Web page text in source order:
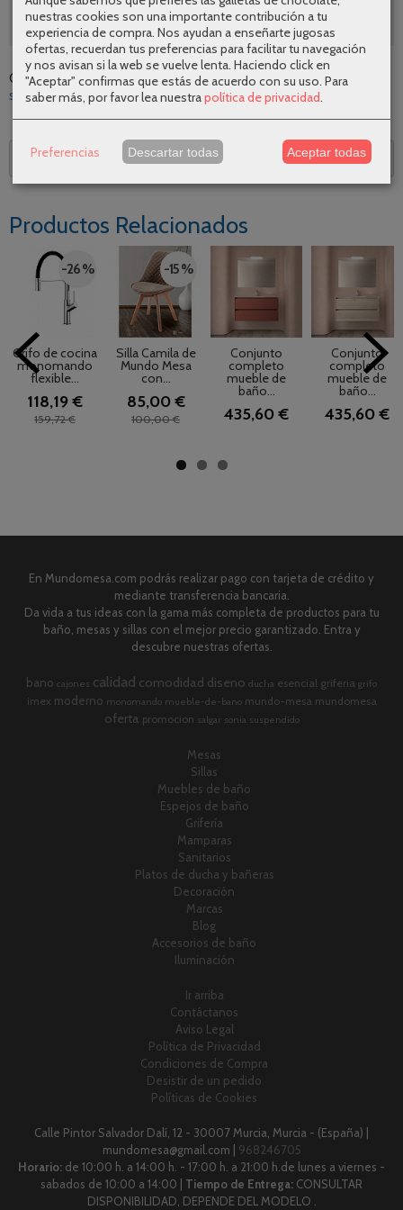
SEGUNDAS REBAJAS AGOSTO
Categoría:Sillones|Tags: cancio diseno calidad comodidad
sillon-nuba nuevo |Comentarios
Descripción
Productos Relacionados
-26 %
Grifo de cocina
monomando
flexible...
118,19 €
159,72 €
-15 %
Silla Camila de
Mundo Mesa
con...
85,00 €
100,00 €
Conjunto
completo
mueble de
baño...
435,60 €
Conjunto
completo
mueble de
baño...
435,60 €
En Mundomesa.com podrás realizar pago con tarjeta de crédito y
mediante transferencia bancaria.
Da vida a tus ideas con la gama más completa de productos para tu
baño, mesas y sillas con el mejor precio garantizado. Entra y
descubre nuestras ofertas.
bano cajones calidad comodidad diseno ducha esencial griferia grifo
imex moderno monomando mueble-de-bano mundo-mesa mundomesa
oferta promocion salgar sonia suspendido
Mesas
Sillas
Muebles de baño
Espejos de baño
Grifería
Mamparas
Sanitarios
Platos de ducha y bañeras
Decoración
Marcas
Blog
Accesorios de baño
Iluminación
Ir arriba
Contáctanos
Aviso Legal
Política de Privacidad
Condiciones de Compra
Desistir de un pedido
Políticas de Cookies
Calle Pintor Salvador Dalí, 12 - 30007 Murcia, Murcia - (España) |
mundomesa@gmail.com | 968246705
Horario: de 10:00 h. a 14:00 h. - 17:00 h. a 21:00 h.de lunes a viernes -
sabados de 10:00 a 14:00 | Tiempo de Entrega: CONSULTAR
DISPONIBILIDAD, DEPENDE DEL MODELO .
nuestras cookies son una importante contribución a tu
experiencia de compra. Nos ayudan a enseñarte jugosas
ofertas, recuerdan tus preferencias para facilitar tu navegación
y nos avisan si la web se vuelve lenta. Haciendo click en
"Aceptar" confirmas que estás de acuerdo con su uso. Para
saber más, por favor lea nuestrapolítica de privacidad.
Preferencias Descartar todas Aceptar todas